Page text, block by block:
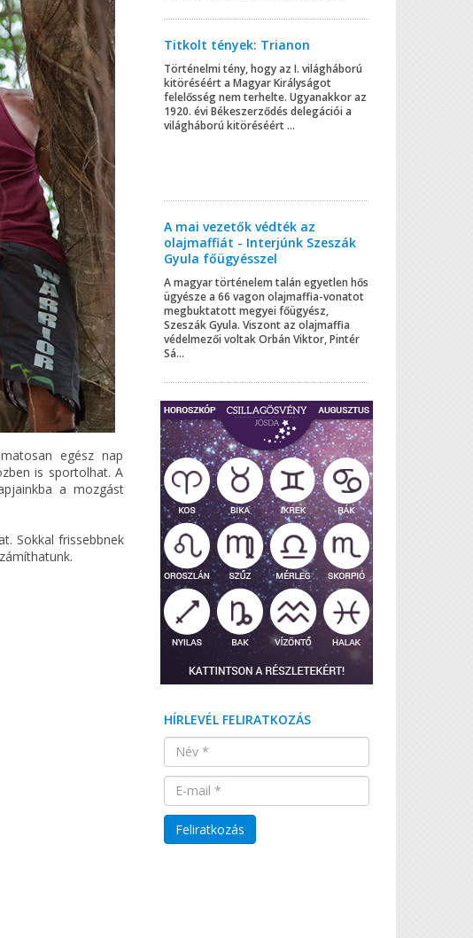
egész nap
is sportolhat. A
a mozgást
Sokkal frissebbnek
Titkolt tények: Trianon
Történelmi tény, hogy az I. világháború
kitöréséért a Magyar Királyságot
felelősség nem terhelte. Ugyanakkor az
1920. évi Békeszerződés delegációi a
világháború kitöréséért ...
A mai vezetők védték az
olajmaffiát - Interjúnk Szeszák
Gyula főügyésszel
A magyar történelem talán egyetlen hős
ügyésze a 66 vagon olajmaffia-vonatot
megbuktatott megyei főügyész,
Szeszák Gyula. Viszont az olajmaffia
védelmezői voltak Orbán Viktor, Pintér
Sá...
HÍRLEVÉL FELIRATKOZÁS